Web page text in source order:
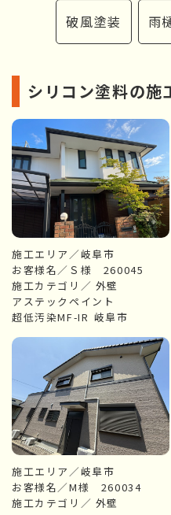
破風塗装 雨
シリコン塗料の施
施工エリア／岐阜市
お客様名／Ｓ様 260045
施工カテゴリ／ 外壁
アステックペイント
超低汚染MF-IR 岐阜市
施工エリア／岐阜市
お客様名／M様 260034
施工カテゴリ／ 外壁